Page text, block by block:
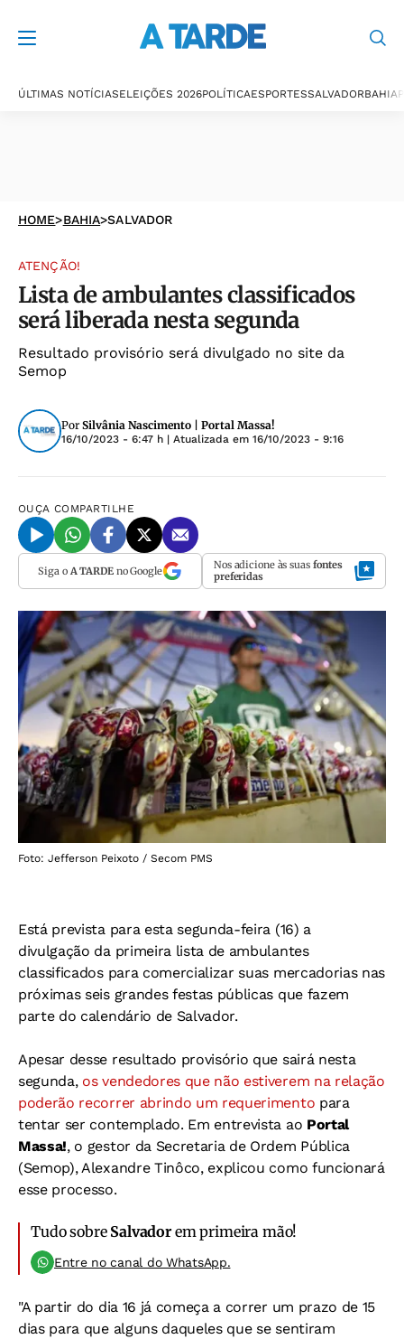
ÚLTIMAS NOTÍCIASELEIÇÕES 2026POLÍTICAESPORTESSALVADORBAHIA
HOME>BAHIA>SALVADOR
ATENÇÃO!
Lista de ambulantes classificados
será liberada nesta segunda
Resultado provisório será divulgado no site da
Semop
Por Silvânia Nascimento | Portal Massa!
16/10/2023 - 6:47 h | Atualizada em 16/10/2023 - 9:16
OUÇA COMPARTILHE
Siga o A TARDEno Google Nos adicione às suas fontes
preferidas
Foto: Jefferson Peixoto / Secom PMS
Está prevista para esta segunda-feira (16) a
divulgação da primeira lista de ambulantes
classificados para comercializar suas mercadorias nas
próximas seis grandes festas públicas que fazem
parte do calendário de Salvador.
Apesar desse resultado provisório que sairá nesta
segunda, os vendedores que não estiverem na relação
poderão recorrer abrindo um requerimento para
tentar ser contemplado. Em entrevista ao Portal
Massa!, o gestor da Secretaria de Ordem Pública
(Semop), Alexandre Tinôco, explicou como funcionará
esse processo.
Tudo sobre Salvadorem primeira mão!
Entre no canal do WhatsApp.
"A partir do dia 16 já começa a correr um prazo de 15
dias para que alguns daqueles que se sentiram